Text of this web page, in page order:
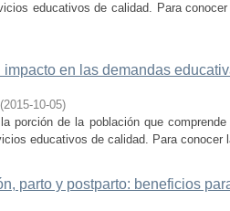
educativos de calidad. Para
en las demandas
(2015-10-05)
porción de la población que
educativos de calidad. Para conocer
parto y postparto: beneficios